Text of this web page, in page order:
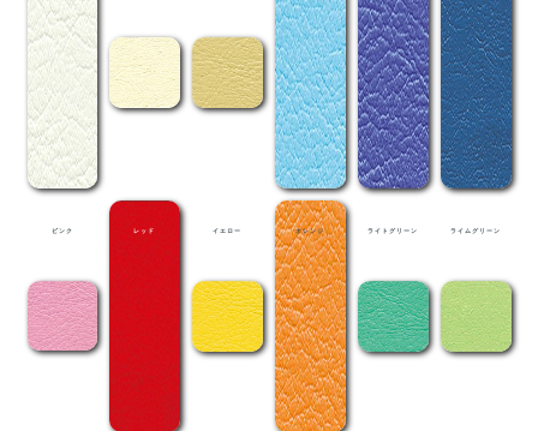
ピンク レッド イエロー オレンジ ライトグリーン ライムグリーン